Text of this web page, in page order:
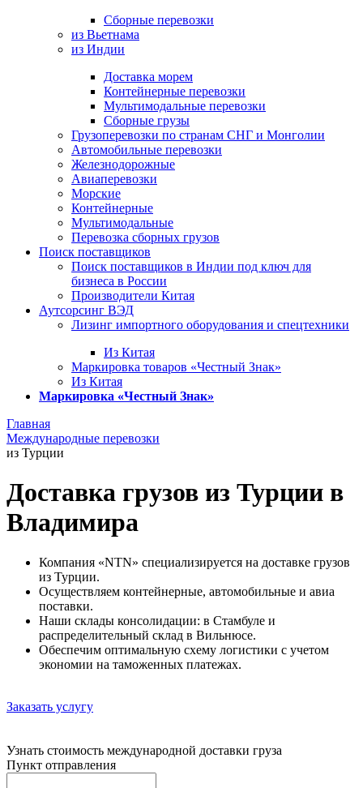
Сборные перевозки
из Вьетнама
из Индии
Доставка морем
Контейнерные перевозки
Мультимодальные перевозки
Сборные грузы
Грузоперевозки по странам СНГ и Монголии
Автомобильные перевозки
Железнодорожные
Авиаперевозки
Морские
Контейнерные
Мультимодальные
Перевозка сборных грузов
Поиск поставщиков
Поиск поставщиков в Индии под ключ для
бизнеса в России
Производители Китая
Аутсорсинг ВЭД
Лизинг импортного оборудования и спецтехники
Из Китая
Маркировка товаров «Честный Знак»
Из Китая
Маркировка «Честный Знак»
Главная
Международные перевозки
из Турции
Доставка грузов из Турции в
Владимира
Компания «NTN» специализируется на доставке грузов
из Турции.
Осуществляем контейнерные, автомобильные и авиа
поставки.
Наши склады консолидации: в Стамбуле и
распределительный склад в Вильнюсе.
Обеспечим оптимальную схему логистики с учетом
экономии на таможенных платежах.
Заказать услугу
Узнать стоимость международной доставки груза
Пункт отправления